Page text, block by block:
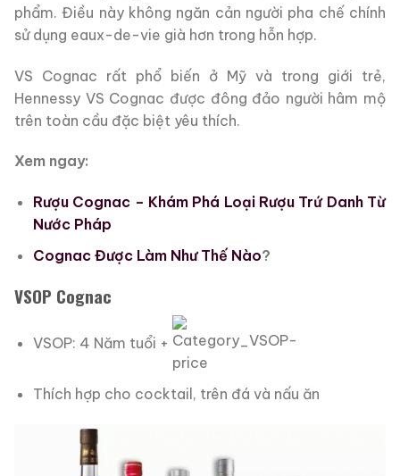
phẩm. Điều này không ngăn cản người pha chế chính
sử dụng eaux-de-vie già hơn trong hỗn hợp.
VS Cognac rất phổ biến ở Mỹ và trong giới trẻ,
Hennessy VS Cognac được đông đảo người hâm mộ
trên toàn cầu đặc biệt yêu thích.
Xem ngay:
Rượu Cognac – Khám Phá Loại Rượu Trứ Danh Từ
Nước Pháp
Cognac Được Làm Như Thế Nào?
VSOP Cognac
VSOP: 4 Năm tuổi +
Thích hợp cho cocktail, trên đá và nấu ăn